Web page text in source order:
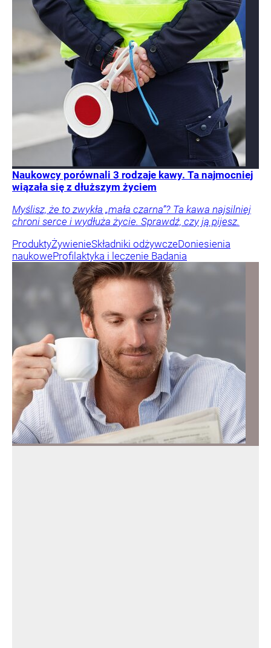
Naukowcy porównali 3 rodzaje kawy. Ta najmocniej
wiązała się z dłuższym życiem
Myślisz, że to zwykła „mała czarna”? Ta kawa najsilniej
chroni serce i wydłuża życie. Sprawdź, czy ją pijesz.
ProduktyŻywienieSkładniki odżywczeDoniesienia
naukoweProfilaktyka i leczenie Badania